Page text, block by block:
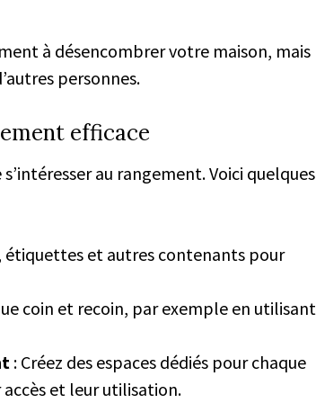
à désencombrer votre maison, mais
personnes.
efficace
au rangement. Voici quelques
étiquettes et autres contenants pour
coin et recoin, par exemple en utilisant
: Créez des espaces dédiés pour chaque
et leur utilisation.